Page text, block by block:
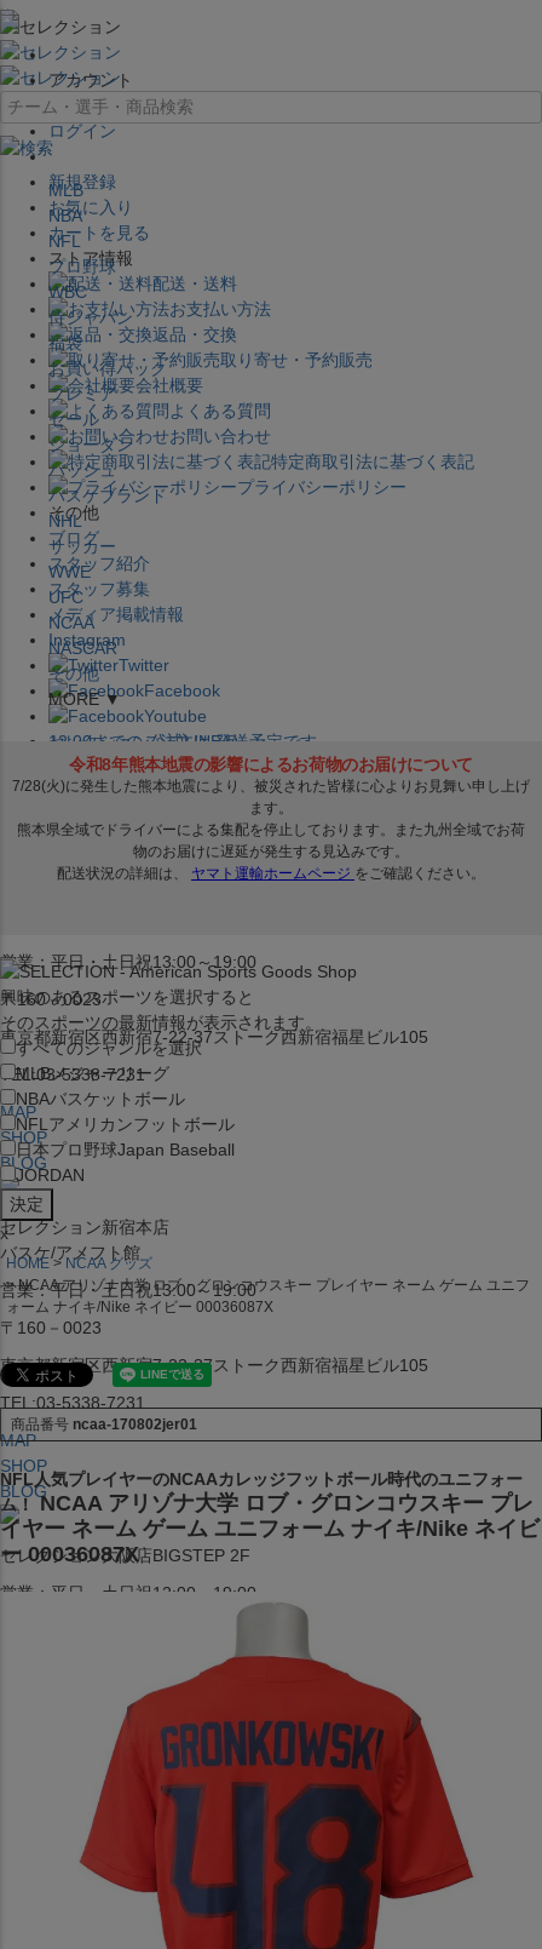
×
アカウント
ログイン
新規登録
お気に入り
カートを見る
ストア情報
配送・送料
お支払い方法
返品・交換
取り寄せ・予約販売
会社概要
よくある質問
お問い合わせ
特定商取引法に基づく表記
プライバシーポリシー
その他
ブログ
スタッフ紹介
スタッフ募集
メディア掲載情報
Instagram
Twitter
Facebook
Youtube
セレクション公式LINE@
営業：平日・土日祝13:00～19:00
〒160－0023
東京都新宿区西新宿7-22-37ストーク西新宿福星ビル105
TEL:03-5338-7231
MAP
SHOP
BLOG
セレクション新宿本店
バスケ/アメフト館
営業：平日・土日祝13:00～19:00
〒160－0023
東京都新宿区西新宿7-22-37ストーク西新宿福星ビル105
TEL:03-5338-7231
MAP
SHOP
BLOG
セレクション大阪店BIGSTEP 2F
営業：平日・土日祝12:00～19:00
大阪府大阪市中央区西心斎橋1丁目6番14号
TEL:06-4708-3300
JR水道橋駅西口店
営業：土・日・祝日のみ 12:00-18:00
MLB
NBA
NFL
プロ野球
WBC
侍ジャパン
福袋
お買い得パック
プレミア
セール
ジョーダン
バッシュ
バスケブランド
NHL
サッカー
WWE
UFC
NCAA
NASCAR
その他
MORE ▼
12:00までのご注文は発送予定です。
在庫品は 1-3営業日内で発送!! ※お取寄せ商品は対象外
興味のあるスポーツを選択すると
そのスポーツの最新情報が表示されます。
すべてのジャンルを選択
MLBメジャーリーグ
NBAバスケットボール
NFL アメリカンフットボール
日本プロ野球Japan Baseball
JORDAN
x
HOME
NCAA グッズ
NCAA アリゾナ大学 ロブ・グロンコウスキー プレイヤー ネーム ゲーム ユニフ
ォーム ナイキ/Nike ネイビー 00036087X
商品番号 ncaa-170802jer01
NFL人気プレイヤーのNCAAカレッジフットボール時代のユニフォー
ム！
NCAA アリゾナ大学 ロブ・グロンコウスキー プレ
イヤー ネーム ゲーム ユニフォーム ナイキ/Nike ネイビ
ー 00036087X